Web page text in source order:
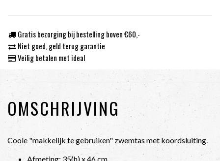
Gratis bezorging bij bestelling boven €60,-
Niet goed, geld terug garantie
Veilig betalen met ideal
OMSCHRIJVING
Coole "makkelijk te gebruiken" zwemtas met koordsluiting.
Afmeting: 35(h) x 46 cm